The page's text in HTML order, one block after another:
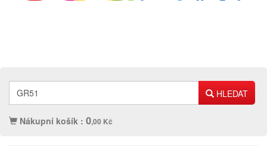
HLEDAT
Nákupní košík : 0,00 Kč